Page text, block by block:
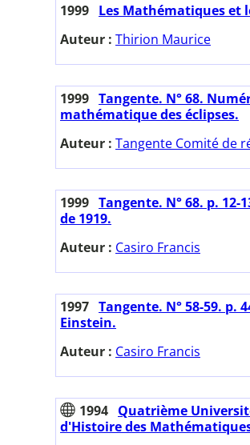
1999 Les Mathématiques et
Auteur : Thirion Maurice
1999 Tangente. N° 68.
mathématique des éclipses.
Auteur : Tangente Comité de
1999 Tangente. N° 68. p. 12-
de 1919.
Auteur : Casiro Francis
1997 Tangente. N° 58-59. p.
Einstein.
Auteur : Casiro Francis
1994 Quatrième
d'Histoire des